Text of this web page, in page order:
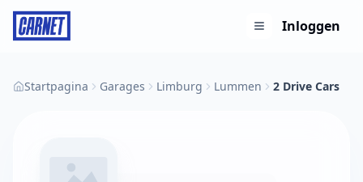
Inloggen
Startpagina Garages Limburg Lummen 2 Drive Cars